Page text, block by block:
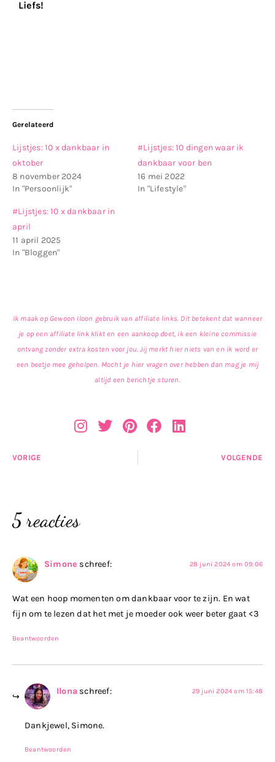
Liefs!
Gerelateerd
Lijstjes: 10 x dankbaar in
oktober
8 november 2024
In "Persoonlijk"
#Lijstjes: 10 dingen waar ik
dankbaar voor ben
16 mei 2022
In "Lifestyle"
#Lijstjes: 10 x dankbaar in
april
11 april 2025
In "Bloggen"
Ik maak op Gewoon Iloon gebruik van affiliate links. Dit betekent dat wanneer
je op een affiliate link klikt en een aankoop doet, ik een kleine commissie
ontvang zonder extra kosten voor jou. Jij merkt hier niets van en ik word er
een beetje mee geholpen. Mocht je hier vragen over hebben dan mag je mij
altijd een berichtje sturen.
VORIGE VOLGENDE
5 reacties
Simone schreef: 28 juni 2024 om 09:06
Wat een hoop momenten om dankbaar voor te zijn. En wat
fijn om te lezen dat het met je moeder ook weer beter gaat <3
Beantwoorden
Ilona schreef: 29 juni 2024 om 15:48
Dankjewel, Simone.
Beantwoorden